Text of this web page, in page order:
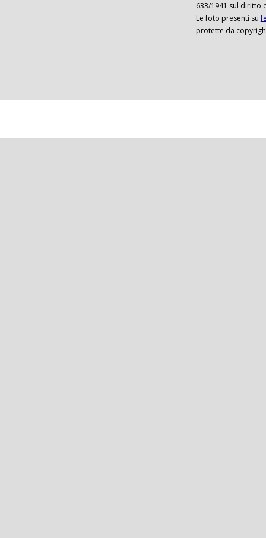
633/1941 sul diritto
Le foto presenti su
protette da